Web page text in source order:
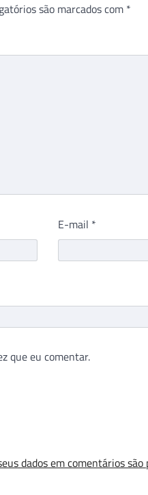
são marcados com *
E-mail *
que eu comentar.
dados em comentários são